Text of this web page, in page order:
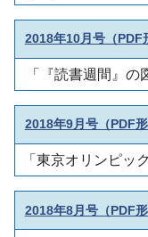
2018年10月号（PDF
「『読書週間』の
2018年9月号（PDF
「東京オリンピッ
2018年8月号（PDF